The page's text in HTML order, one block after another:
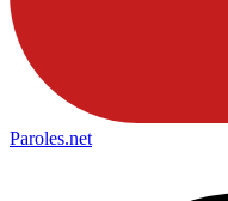
Paroles.net